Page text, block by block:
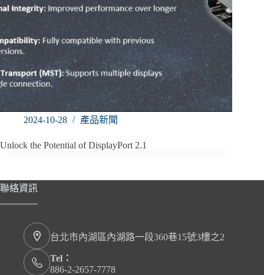
2024-10-28 產品新聞
Unlock the Potential of DisplayPort 2.1
聯絡資訊
台北市內湖區內湖路一段360巷15號3樓之2
Tel：
886-2-2657-7778